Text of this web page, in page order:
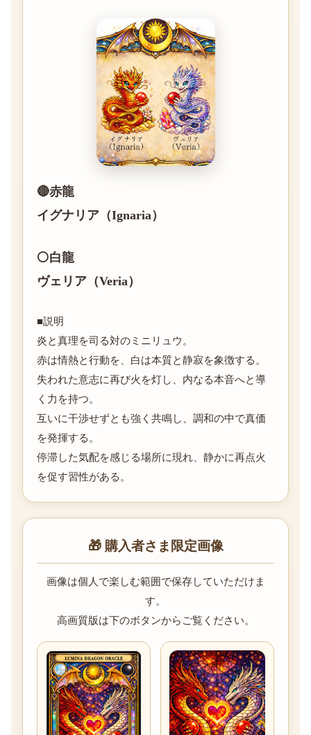
🔴赤龍
イグナリア（Ignaria）
⚪️白龍
ヴェリア（Veria）
■説明
炎と真理を司る対のミニリュウ。
赤は情熱と行動を、白は本質と静寂を象徴する。
失われた意志に再び火を灯し、内なる本音へと導
く力を持つ。
互いに干渉せずとも強く共鳴し、調和の中で真価
を発揮する。
停滞した気配を感じる場所に現れ、静かに再点火
を促す習性がある。
🎁 購入者さま限定画像
画像は個人で楽しむ範囲で保存していただけま
す。
高画質版は下のボタンからご覧ください。